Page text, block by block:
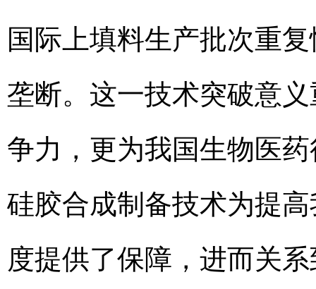
国际上填料生产批次重
垄断。这一技术突破意
争力，更为我国生物医
硅胶合成制备技术为提
度提供了保障，进而关